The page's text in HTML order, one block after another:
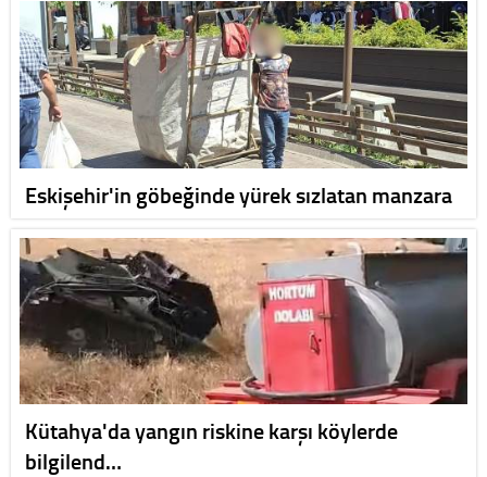
Eskişehir'in göbeğinde yürek sızlatan manzara
Kütahya'da yangın riskine karşı köylerde
bilgilend…